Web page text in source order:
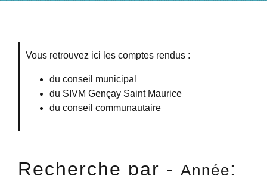
Vous retrouvez ici les comptes rendus :
du conseil municipal
du SIVM Gençay Saint Maurice
du conseil communautaire
Recherche par - Année: